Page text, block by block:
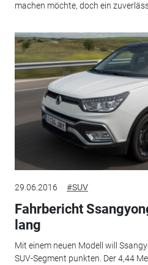
machen möchte, doch ein
29.06.2016 #SUV
Fahrbericht
lang
Mit einem neuen Modell will
SUV-Segment punkten. Der 4,44